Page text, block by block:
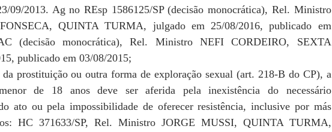
09/2013. Ag no REsp 1586125/SP (decisão monocrática), Rel. Ministro
QUINTA TURMA, julgado em 25/08/2016, publicado em
(decisão monocrática), Rel. Ministro NEFI CORDEIRO, SEXTA
publicado em 03/08/2015;
prostituição ou outra forma de exploração sexual (art. 218-B do CP), a
de 18 anos deve ser aferida pela inexistência do necessário
ato ou pela impossibilidade de oferecer resistência, inclusive por más
HC 371633/SP, Rel. Ministro JORGE MUSSI, QUINTA TURMA,